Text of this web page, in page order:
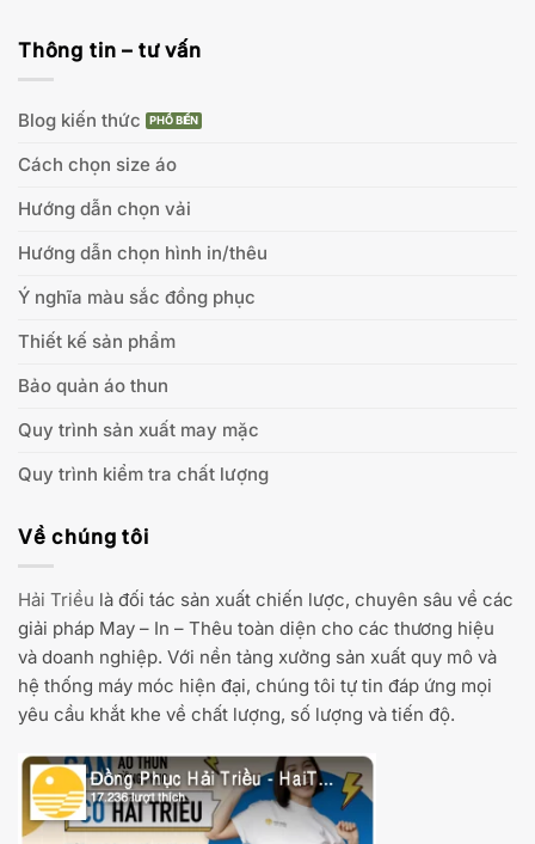
Thông tin – tư vấn
Blog kiến thức
Cách chọn size áo
Hướng dẫn chọn vải
Hướng dẫn chọn hình in/thêu
Ý nghĩa màu sắc đồng phục
Thiết kế sản phẩm
Bảo quản áo thun
Quy trình sản xuất may mặc
Quy trình kiểm tra chất lượng
Về chúng tôi
Hải Triều là đối tác sản xuất chiến lược, chuyên sâu về các
giải pháp May – In – Thêu toàn diện cho các thương hiệu
và doanh nghiệp. Với nền tảng xưởng sản xuất quy mô và
hệ thống máy móc hiện đại, chúng tôi tự tin đáp ứng mọi
yêu cầu khắt khe về chất lượng, số lượng và tiến độ.